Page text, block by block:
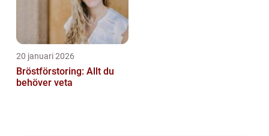
20 januari 2026
Bröstförstoring: Allt du
behöver veta